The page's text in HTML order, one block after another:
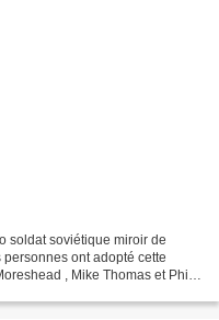
soldat soviétique miroir de
ont adopté cette
, Mike Thomas et Phil